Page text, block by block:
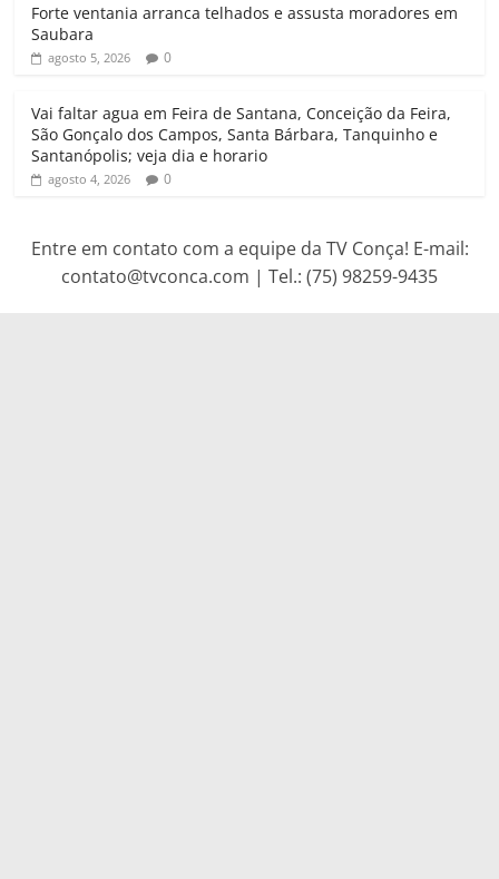
Forte ventania arranca telhados e assusta moradores em
Saubara
agosto 5, 2026 0
Vai faltar agua em Feira de Santana, Conceição da Feira,
São Gonçalo dos Campos, Santa Bárbara, Tanquinho e
Santanópolis; veja dia e horario
agosto 4, 2026 0
Entre em contato com a equipe da TV Conça! E-mail:
contato@tvconca.com | Tel.: (75) 98259-9435